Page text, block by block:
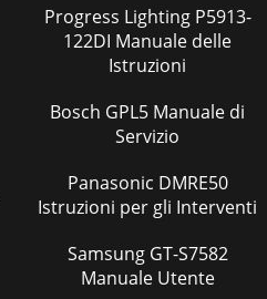
Progress Lighting P5913-
122DI Manuale delle
Istruzioni
Bosch GPL5 Manuale di
Servizio
Panasonic DMRE50
Istruzioni per gli Interventi
Samsung GT-S7582
Manuale Utente